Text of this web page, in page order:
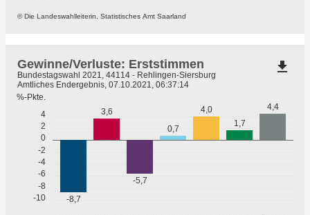
© Die Landeswahlleiterin, Statistisches Amt Saarland
-10
-8
-6
-4
-2
0
2
4
%-Pkte.
-8,7
3,6
-5,7
0,7
4,0
1,7
4,4
Gewinne/Verluste: Erststimmen
Bundestagswahl 2021, 44114 - Rehlingen-Siersburg
Amtliches Endergebnis, 07.10.2021, 06:37:14
file_download